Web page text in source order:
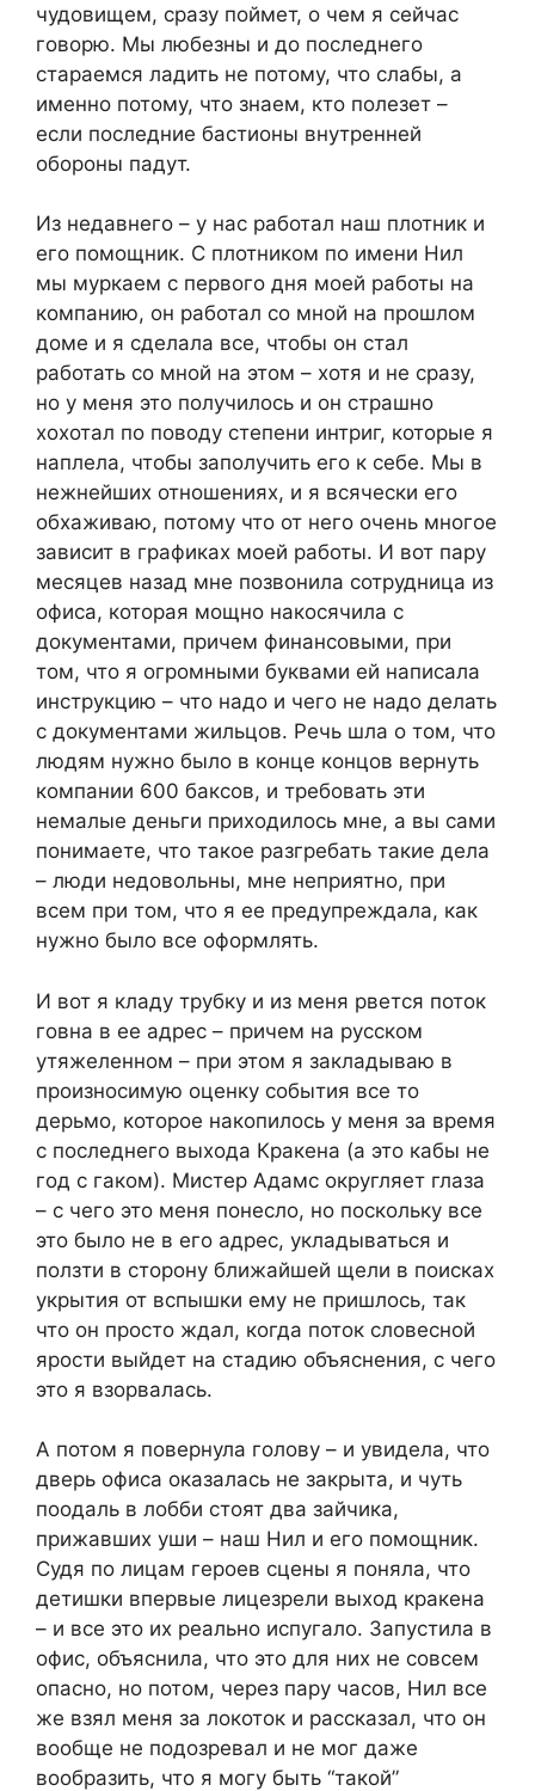
чудовищем, сразу поймет, о чем я сейчас
говорю. Мы любезны и до последнего
стараемся ладить не потому, что слабы, а
именно потому, что знаем, кто полезет –
если последние бастионы внутренней
обороны падут.
Из недавнего – у нас работал наш плотник и
его помощник. С плотником по имени Нил
мы муркаем с первого дня моей работы на
компанию, он работал со мной на прошлом
доме и я сделала все, чтобы он стал
работать со мной на этом – хотя и не сразу,
но у меня это получилось и он страшно
хохотал по поводу степени интриг, которые я
наплела, чтобы заполучить его к себе. Мы в
нежнейших отношениях, и я всячески его
обхаживаю, потому что от него очень многое
зависит в графиках моей работы. И вот пару
месяцев назад мне позвонила сотрудница из
офиса, которая мощно накосячила с
документами, причем финансовыми, при
том, что я огромными буквами ей написала
инструкцию – что надо и чего не надо делать
с документами жильцов. Речь шла о том, что
людям нужно было в конце концов вернуть
компании 600 баксов, и требовать эти
немалые деньги приходилось мне, а вы сами
понимаете, что такое разгребать такие дела
– люди недовольны, мне неприятно, при
всем при том, что я ее предупреждала, как
нужно было все оформлять.
И вот я кладу трубку и из меня рвется поток
говна в ее адрес – причем на русском
утяжеленном – при этом я закладываю в
произносимую оценку события все то
дерьмо, которое накопилось у меня за время
с последнего выхода Кракена (а это кабы не
год с гаком). Мистер Адамс округляет глаза
– с чего это меня понесло, но поскольку все
это было не в его адрес, укладываться и
ползти в сторону ближайшей щели в поисках
укрытия от вспышки ему не пришлось, так
что он просто ждал, когда поток словесной
ярости выйдет на стадию объяснения, с чего
это я взорвалась.
А потом я повернула голову – и увидела, что
дверь офиса оказалась не закрыта, и чуть
поодаль в лобби стоят два зайчика,
прижавших уши – наш Нил и его помощник.
Судя по лицам героев сцены я поняла, что
детишки впервые лицезрели выход кракена
– и все это их реально испугало. Запустила в
офис, объяснила, что это для них не совсем
опасно, но потом, через пару часов, Нил все
же взял меня за локоток и рассказал, что он
вообще не подозревал и не мог даже
вообразить, что я могу быть “такой”